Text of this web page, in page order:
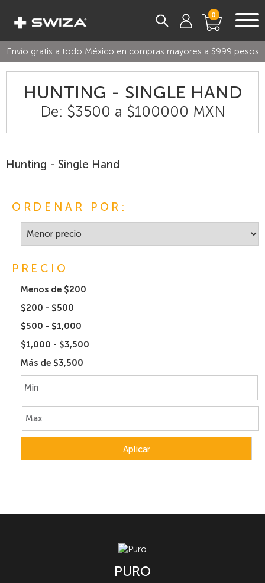
0
Envío gratis a todo México en compras mayores a $999 pesos
HUNTING - SINGLE HAND
De: $3500 a $100000 MXN
Hunting - Single Hand
ORDENAR POR:
PRECIO
Menos de $200
$200 - $500
$500 - $1,000
$1,000 - $3,500
Más de $3,500
PURO